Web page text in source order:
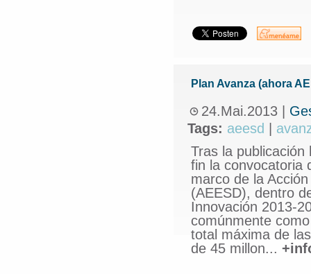
Plan Avanza (ahora
24.Mai.2013
Tags: aeesd
Tras la
fin la convocatoria
marco de la
(AEESD), dentro
Innovación 2013-
comúnmente
total máxima de
de 45 millon...